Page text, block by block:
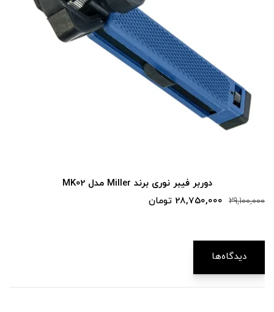
دوربر فیبر نوری برند Miller مدل MK02
28,750,000 تومان
دیدگاه‌ها